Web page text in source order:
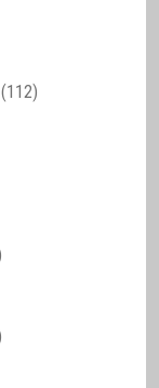
(112)